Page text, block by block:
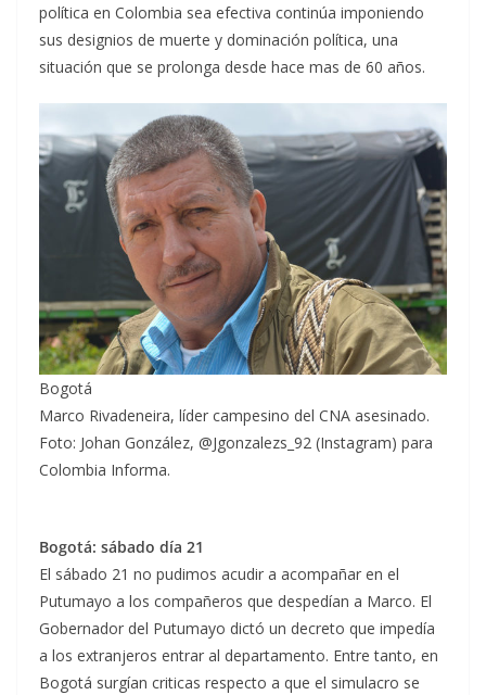
política en Colombia sea efectiva continúa imponiendo
sus designios de muerte y dominación política, una
situación que se prolonga desde hace mas de 60 años.
Bogotá
Marco Rivadeneira, líder campesino del CNA asesinado.
Foto: Johan González, @Jgonzalezs_92 (Instagram) para
Colombia Informa.
Bogotá: sábado día 21
El sábado 21 no pudimos acudir a acompañar en el
Putumayo a los compañeros que despedían a Marco. El
Gobernador del Putumayo dictó un decreto que impedía
a los extranjeros entrar al departamento. Entre tanto, en
Bogotá surgían criticas respecto a que el simulacro se